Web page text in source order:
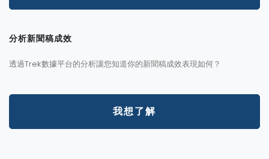
分析新聞稿成效
透過Trek數據平台的分析讓您知道你的新聞稿成效表現如何？
我想了解